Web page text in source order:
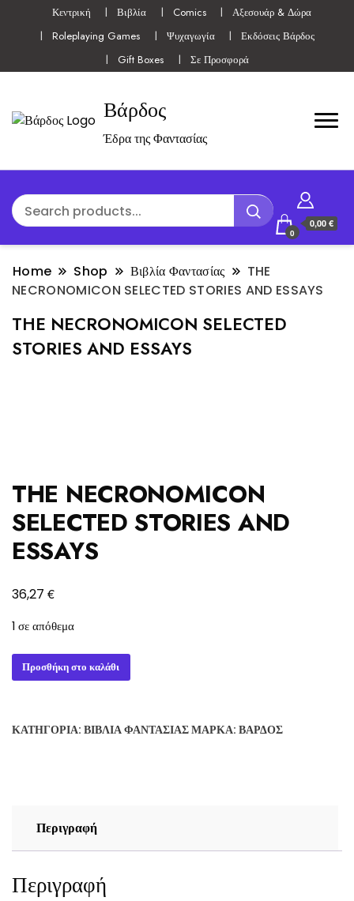
Κεντρική Βιβλία Comics
Αξεσουάρ & Δώρα
Roleplaying Games
Ψυχαγωγία
Εκδόσεις Βάρδος
Gift Boxes
Σε Προσφορά
Βάρδος
Έδρα της Φαντασίας
0
0,00 €
Home Shop Βιβλία Φαντασίας
THE
NECRONOMICON SELECTED STORIES AND ESSAYS
THE NECRONOMICON SELECTED
STORIES AND ESSAYS
THE NECRONOMICON
SELECTED STORIES AND
ESSAYS
36,27 €
1 σε απόθεμα
THE
NECRONOMICON
AND
Προσθήκη στο καλάθι
ΚΑΤΗΓΟΡΊΑ: ΒΙΒΛΊΑ ΦΑΝΤΑΣΊΑΣΜΆΡΚΑ: ΒΆΡΔΟΣ
Περιγραφή
Περιγραφή